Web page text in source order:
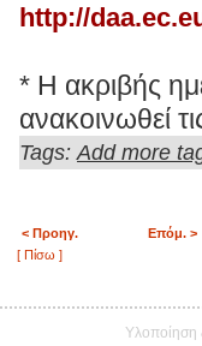
http://
* Η ακριβής
ανακοινωθεί
Tags: Add more
< Προηγ.
Επόμ. >
[ Πίσω ]
Υλοποίηση